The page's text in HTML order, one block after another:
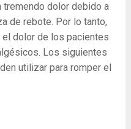
tremendo dolor debido a
de rebote. Por lo tanto,
dolor de los pacientes
Los siguientes
utilizar para romper el